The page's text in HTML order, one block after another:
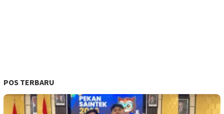
POS TERBARU